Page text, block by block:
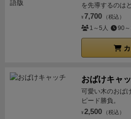
を先導するのは
¥ 7,700 （税込）
1～5人 90
カ
おばけキャ
可愛い木のおば
ピード勝負。
¥ 2,500 （税込）